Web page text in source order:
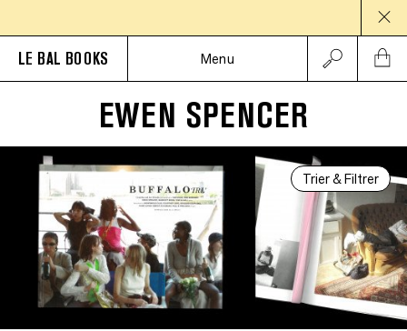
LE BAL BOOKS Menu
EWEN SPENCER
Trier & Filtrer